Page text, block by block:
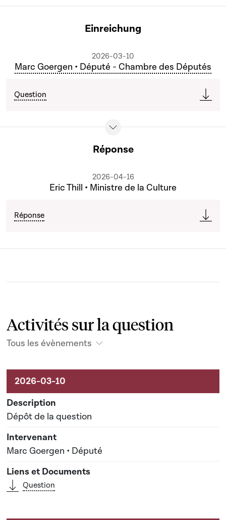
Einreichung
2026-03-10
Marc Goergen • Député - Chambre des Députés
Question
Réponse
2026-04-16
Eric Thill • Ministre de la Culture
Réponse
Activités sur la question
Tous les évènements
Activités sur le dossier
Dépôt de la question
Marc Goergen • Député
Question